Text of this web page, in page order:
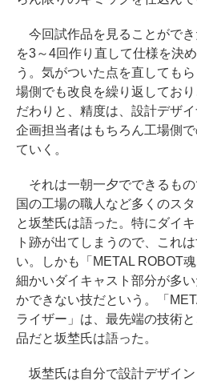
今回試作品を見ることがで
を3～4回作り直して仕様を決
う。気がついた点を直しても
場側でも改良を繰り返してお
だわりと、精度は、設計デザ
企画担当者はもちろん工場側
ていく。
それは一朝一夕でできるも
国の工場の職人など多くのス
と坂埜氏は語った。特にダイ
ト跡が出てしまうので、これ
い。しかも「METAL ROBOT
細かいダイキャスト部分が多
かできない技だという。「
ライザー」は、最先端の技術
品だと坂埜氏は語った。
坂埜氏は自分で設計デザイ